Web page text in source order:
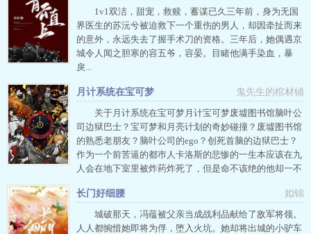
1v1双洁，甜宠，救赎，蓄谋已久三年前，身为无国
界医生的苏沅兮被迫救下一个重伤的男人，却因牵扯而来
的意外，永远失去了握手术刀的资格。三年后，她偶遇京
城令人闻之胆寒的容五爷，容晏。目睹他满手染血，暴
戾...
鬼先生的棺材铺
月计系统在宝可梦
关于月计系统在宝可梦月计宝可梦废墟图书馆脑叶公
司边狱巴士？宝可梦和月亮计划的奇妙碰撞？废墟图书馆
的熟悉老朋友？脑叶公司的ego？创死首脑的边狱巴士？
作为一个前苦逼的都巿人卡洛斯的悲惨的一生本应该在九
人会在地下室里被炸药炸死了，但是命不该绝的他却一不
布为什么打这么疯？拜托我的月亮伊布只是一个可怜的小
孩子，你看现在在N浮仙子伊布克罗莫太阳伊布面前是
多...
姒锦
长门好细腰
城破那天，冯蕴被父亲当成战利品献给了敌军将领。
人人都惋惜她即将为俘，堕入火坑。她却将出城的小驴车